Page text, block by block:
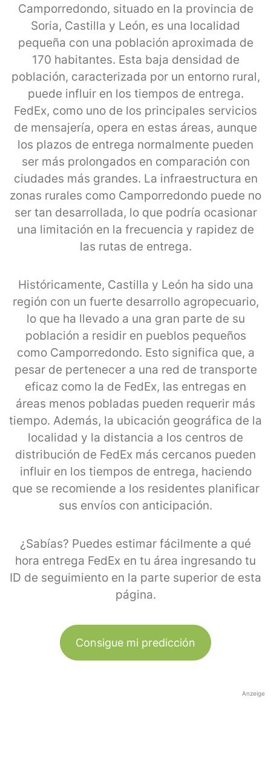
Camporredondo, situado en la provincia de
Soria, Castilla y León, es una localidad
pequeña con una población aproximada de
170 habitantes. Esta baja densidad de
población, caracterizada por un entorno rural,
puede influir en los tiempos de entrega.
FedEx, como uno de los principales servicios
de mensajería, opera en estas áreas, aunque
los plazos de entrega normalmente pueden
ser más prolongados en comparación con
ciudades más grandes. La infraestructura en
zonas rurales como Camporredondo puede no
ser tan desarrollada, lo que podría ocasionar
una limitación en la frecuencia y rapidez de
las rutas de entrega.
Históricamente, Castilla y León ha sido una
región con un fuerte desarrollo agropecuario,
lo que ha llevado a una gran parte de su
población a residir en pueblos pequeños
como Camporredondo. Esto significa que, a
pesar de pertenecer a una red de transporte
eficaz como la de FedEx, las entregas en
áreas menos pobladas pueden requerir más
tiempo. Además, la ubicación geográfica de la
localidad y la distancia a los centros de
distribución de FedEx más cercanos pueden
influir en los tiempos de entrega, haciendo
que se recomiende a los residentes planificar
sus envíos con anticipación.
¿Sabías? Puedes estimar fácilmente a qué
hora entrega FedEx en tu área ingresando tu
ID de seguimiento en la parte superior de esta
página.
Consigue mi predicción
Anzeige